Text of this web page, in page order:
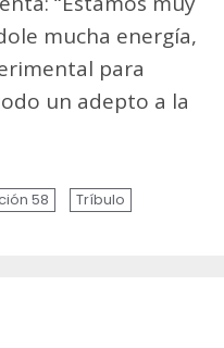
mucha energía,
para
un adepto a la
58 Tríbulo